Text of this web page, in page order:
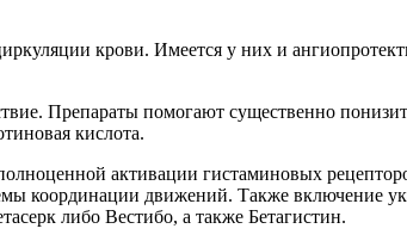
крови. Имеется у них и
Препараты помогают существенно
кислота.
активации гистаминовых
координации движений. Также включение
либо Вестибо, а также Бетагистин.